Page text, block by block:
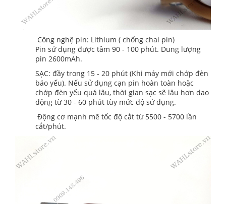
Công nghệ pin: Lithium ( chống chai pin)
Pin sử dụng được tầm 90 - 100 phút. Dung lượng
pin 2600mAh.
SẠC: đầy trong 15 - 20 phút (Khi máy mới chớp đèn
báo yếu). Nếu sử dụng cạn pin hoàn toàn hoặc
chớp đèn yếu quá lâu, thời gian sạc sẽ lâu hơn dao
động từ 30 - 60 phút tùy mức độ sử dụng.
Động cơ mạnh mẽ tốc độ cắt từ 5500 - 5700 lần
cắt/phút.